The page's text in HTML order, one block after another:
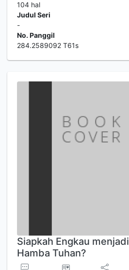
104 hal
Judul Seri
-
No. Panggil
284.2589092 T61s
Siapkah Engkau menjadi
Hamba Tuhan?